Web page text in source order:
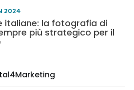
2024
italiane: la fotografia di
più strategico per il